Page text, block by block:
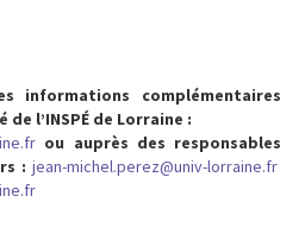
informations complémentaires
l’INSPÉ de Lorraine :
ou auprès des responsables
: jean-michel.perez@univ-lorraine.fr